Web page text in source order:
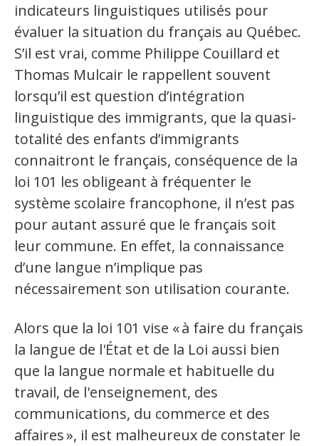
Hébergement et restauration
Plastiques et composites
Télécommunications
Aéronautique
Métallurgie
Automobile
Terminologie
Ressources terminologiques
Capsules linguistiques
Jeux et outils terminolinguistiques
Intégration linguistique
Cours de français
Témoignages
Espace militant
indicateurs linguistiques utilisés pour
évaluer la situation du français au Québec.
S’il est vrai, comme Philippe Couillard et
Thomas Mulcair le rappellent souvent
lorsqu’il est question d’intégration
linguistique des immigrants, que la quasi-
totalité des enfants d’immigrants
connaitront le français, conséquence de la
loi 101 les obligeant à fréquenter le
système scolaire francophone, il n’est pas
pour autant assuré que le français soit
leur commune. En effet, la connaissance
d’une langue n’implique pas
nécessairement son utilisation courante.
Alors que la loi 101 vise «à faire du français
la langue de l'État et de la Loi aussi bien
que la langue normale et habituelle du
travail, de l'enseignement, des
communications, du commerce et des
affaires», il est malheureux de constater le